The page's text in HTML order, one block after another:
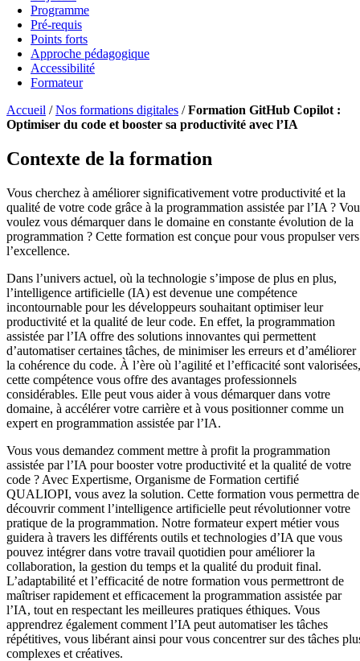
Programme
Pré-requis
Points forts
Approche pédagogique
Accessibilité
Formateur
Accueil /Nos formations digitales /Formation GitHub Copilot :
Optimiser du code et booster sa productivité avec l’IA
Contexte de la formation
Vous cherchez à améliorer significativement votre productivité et la
qualité de votre code grâce à la programmation assistée par l’IA ?
voulez vous démarquer dans le domaine en constante évolution de la
programmation ? Cette formation est conçue pour vous propulser vers
l’excellence.
Dans l’univers actuel, où la technologie s’impose de plus en plus,
l’intelligence artificielle (IA) est devenue une compétence
incontournable pour les développeurs souhaitant optimiser leur
productivité et la qualité de leur code. En effet, la programmation
assistée par l’IA offre des solutions innovantes qui permettent
d’automatiser certaines tâches, de minimiser les erreurs et d’améliorer
la cohérence du code. À l’ère où l’agilité et l’efficacité sont valorisées,
cette compétence vous offre des avantages professionnels
considérables. Elle peut vous aider à vous démarquer dans votre
domaine, à accélérer votre carrière et à vous positionner comme un
expert en programmation assistée par l’IA.
Vous vous demandez comment mettre à profit la programmation
assistée par l’IA pour booster votre productivité et la qualité de votre
code ? Avec Expertisme, Organisme de Formation certifié
QUALIOPI, vous avez la solution. Cette formation vous permettra de
découvrir comment l’intelligence artificielle peut révolutionner votre
pratique de la programmation. Notre formateur expert métier vous
guidera à travers les différents outils et technologies d’IA que vous
pouvez intégrer dans votre travail quotidien pour améliorer la
collaboration, la gestion du temps et la qualité du produit final.
L’adaptabilité et l’efficacité de notre formation vous permettront de
maîtriser rapidement et efficacement la programmation assistée par
l’IA, tout en respectant les meilleures pratiques éthiques. Vous
apprendrez également comment l’IA peut automatiser les tâches
répétitives, vous libérant ainsi pour vous concentrer sur des tâches
complexes et créatives.